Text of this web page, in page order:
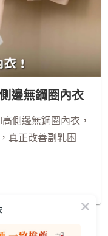
邊無鋼圈內衣
側邊無鋼圈內衣，
真正改善副乳困